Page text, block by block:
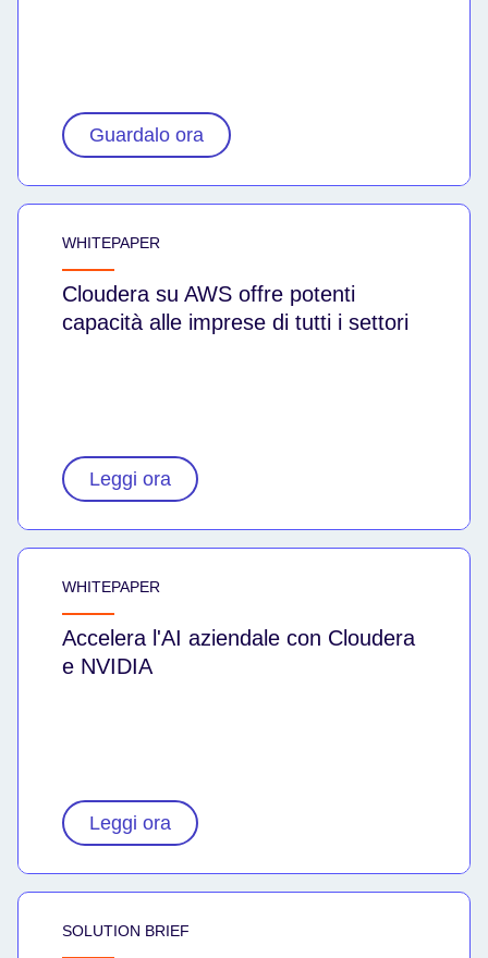
Guardalo ora
WHITEPAPER
Cloudera su AWS offre potenti
capacità alle imprese di tutti i settori
Leggi ora
WHITEPAPER
Accelera l'AI aziendale con Cloudera
e NVIDIA
Leggi ora
SOLUTION BRIEF